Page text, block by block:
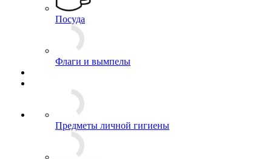
Посуда
Флаги и вымпелы
Предметы личной гигиены